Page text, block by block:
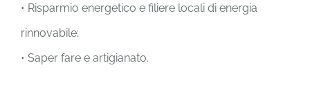
• Risparmio energetico e filiere locali di energia
rinnovabile;
• Saper fare e artigianato.